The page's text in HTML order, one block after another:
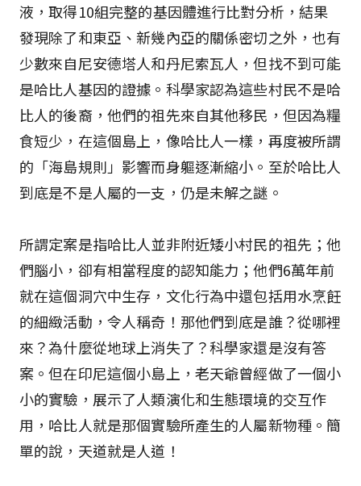
液，取得10組完整的基因體進行比對分析，結果
發現除了和東亞、新幾內亞的關係密切之外，也有
少數來自尼安德塔人和丹尼索瓦人，但找不到可能
是哈比人基因的證據。科學家認為這些村民不是哈
比人的後裔，他們的祖先來自其他移民，但因為糧
食短少，在這個島上，像哈比人一樣，再度被所謂
的「海島規則」影響而身軀逐漸縮小。至於哈比人
到底是不是人屬的一支，仍是未解之謎。
所謂定案是指哈比人並非附近矮小村民的祖先；他
們腦小，卻有相當程度的認知能力；他們6萬年前
就在這個洞穴中生存，文化行為中還包括用水烹飪
的細緻活動，令人稱奇！那他們到底是誰？從哪裡
來？為什麼從地球上消失了？科學家還是沒有答
案。但在印尼這個小島上，老天爺曾經做了一個小
小的實驗，展示了人類演化和生態環境的交互作
用，哈比人就是那個實驗所產生的人屬新物種。簡
單的說，天道就是人道！